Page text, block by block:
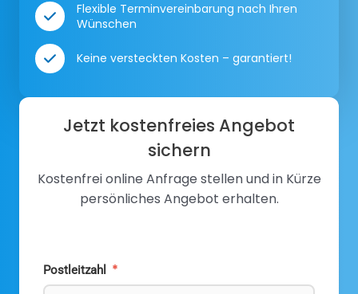
Flexible Terminvereinbarung nach Ihren
Wünschen
Keine versteckten Kosten – garantiert!
Jetzt kostenfreies Angebot
sichern
Kostenfrei online Anfrage stellen und in Kürze
persönliches Angebot erhalten.
Postleitzahl *